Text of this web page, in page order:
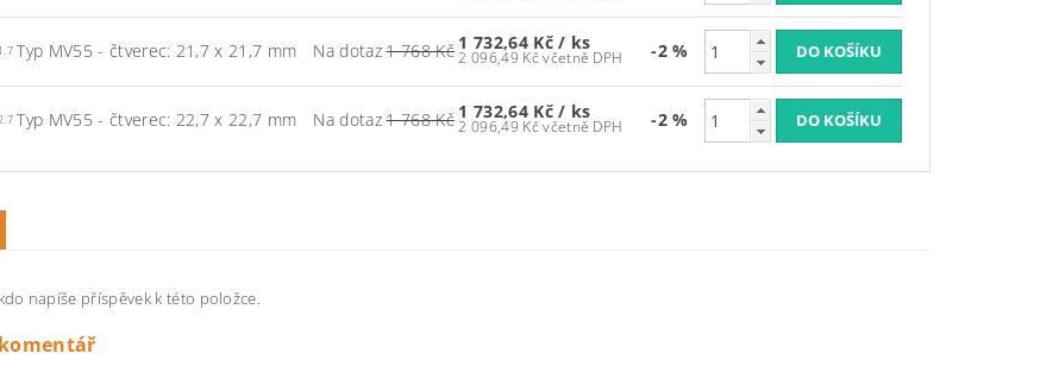
Typ MV55 - čtverec: 21,7 x 21,7 mm Na dotaz1 768 Kč 1 732,64 Kč/ ks
2 096,49 Kč včetně DPH -2 %
Typ MV55 - čtverec: 22,7 x 22,7 mm Na dotaz1 768 Kč 1 732,64 Kč/ ks
2 096,49 Kč včetně DPH -2 %
napíše příspěvek k této položce.